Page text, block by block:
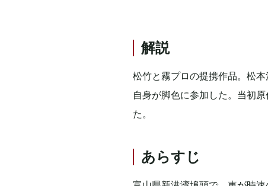
解説
松竹と霧プロの提携作品。松
自身が脚色に参加した。当初
た。
あらすじ